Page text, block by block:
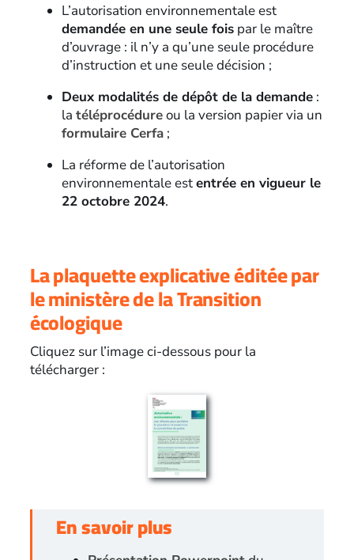
L’autorisation environnementale est
demandée en une seule foispar le maître
d’ouvrage : il n’y a qu’une seule procédure
d’instruction et une seule décision ;
Deux modalités de dépôt de la demande:
la téléprocédureou la version papier via un
formulaire Cerfa;
La réforme de l’autorisation
environnementale estentrée en vigueur le
22 octobre 2024.
La plaquette explicative éditée par
le ministère de la Transition
écologique
Cliquez sur l’image ci-dessous pour la
télécharger :
En savoir plus